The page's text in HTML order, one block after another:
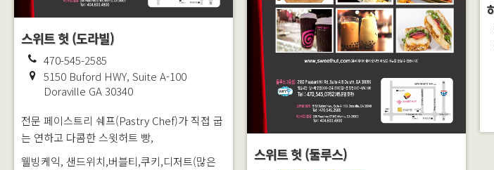
스위트 헛 (도라빌)
470-545-2585
5150 Buford HWY, Suite A-100
Doraville GA30340
전문 페이스트리 쉐프(Pastry Chef)가 직접 굽
는 연하고 다콤한 스윗허트 빵,
웰빙케익, 샌드위치,버블티,쿠키,디저트(많은
스위트 헛 (둘루스)